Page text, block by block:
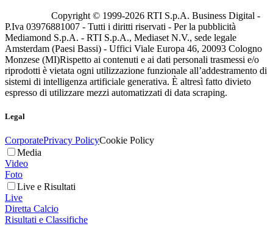
Copyright © 1999-2026 RTI S.p.A. Business Digital -
P.Iva 03976881007 - Tutti i diritti riservati - Per la pubblicità
Mediamond S.p.A. - RTI S.p.A., Mediaset N.V., sede legale
Amsterdam (Paesi Bassi) - Uffici Viale Europa 46, 20093 Cologno
Monzese (MI)Rispetto ai contenuti e ai dati personali trasmessi e/o
riprodotti è vietata ogni utilizzazione funzionale all’addestramento di
sistemi di intelligenza artificiale generativa. È altresì fatto divieto
espresso di utilizzare mezzi automatizzati di data scraping.
Legal
CorporatePrivacy PolicyCookie Policy
Media
Video
Foto
Live e Risultati
Live
Diretta Calcio
Risultati e Classifiche